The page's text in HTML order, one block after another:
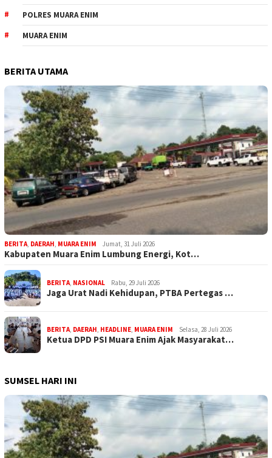
POLRES MUARA ENIM
MUARA ENIM
BERITA UTAMA
BERITA DAERAH MUARA ENIM Jumat, 31 Juli 2026
Kabupaten Muara Enim Lumbung Energi, Kot…
BERITA NASIONAL Rabu, 29 Juli 2026
Jaga Urat Nadi Kehidupan, PTBA Pertegas …
BERITA DAERAH HEADLINE MUARA ENIM Selasa, 28 Juli 2026
Ketua DPD PSI Muara Enim Ajak Masyarakat…
SUMSEL HARI INI